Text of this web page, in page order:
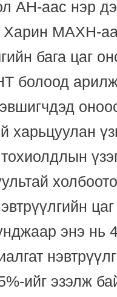
АН-аас нэр
Харин МАХН-
бага цаг
болоод
харьцуулан
тохиолдлын
энэ нь
ийг эзэлж